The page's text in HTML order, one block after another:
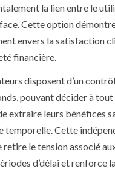
la lien entre le
Cette option
envers la satisfaction
financière.
disposent d’un
pouvant décider à tout
extraire leurs bénéfices
temporelle. Cette
retire le tension associé
d’délai et renforce